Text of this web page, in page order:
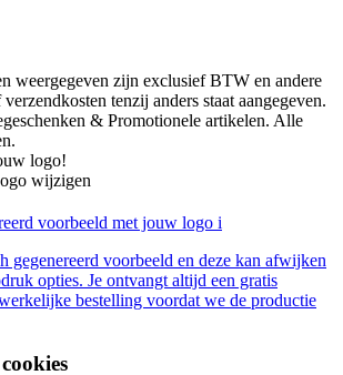
weergegeven zijn exclusief BTW en andere
tenzij anders staat aangegeven.
& Promotionele artikelen. Alle
logo!
wijzigen
voorbeeld met jouw logo i
gegenereerd voorbeeld en deze kan afwijken
opties. Je ontvangt altijd een gratis
bestelling voordat we de productie